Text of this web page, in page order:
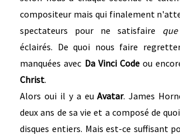
compositeur mais qui finalement
spectateurs pour ne satisfaire que
éclairés. De quoi nous faire
manquées avec Da Vinci Codeou
Christ.
Alors oui il y a euAvatar. James
deux ans de sa vie et a composé de
disques entiers. Mais est-ce suffisant